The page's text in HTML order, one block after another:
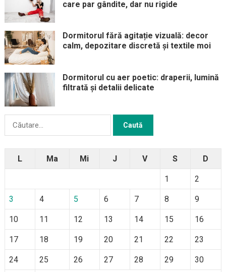
care par gândite, dar nu rigide
Dormitorul fără agitație vizuală: decor
calm, depozitare discretă și textile moi
Dormitorul cu aer poetic: draperii, lumină
filtrată și detalii delicate
L Ma Mi J V S D
1 2
3 4 5 6 7 8 9
10 11 12 13 14 15 16
17 18 19 20 21 22 23
24 25 26 27 28 29 30